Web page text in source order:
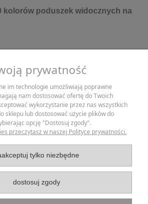
kolorów poduszek widocznych na
ZAKUPY
POMOC
prywatność
im technologie umożliwiają poprawne
nam dostosować ofertę do Twoich
wykorzystanie przez nas wszystkich
sklepu lub dostosować użycie plików do
opcję "Dostosuj zgody".
przeczytasz w naszej Polityce prywatności.
tylko niezbędne
dostosuj zgody